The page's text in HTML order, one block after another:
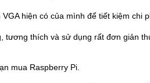
hiện có của mình để tiết kiệm chi
tương thích và sử dụng rất đơn giản
mua Raspberry Pi.